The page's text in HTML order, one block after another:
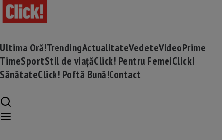
Ultima Oră!TrendingActualitateVedeteVideoPrime
TimeSportStil de viațăClick! Pentru FemeiClick!
SănătateClick! Poftă Bună!Contact